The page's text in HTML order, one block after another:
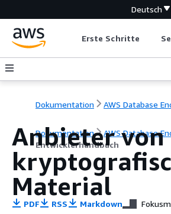
Deutsch
Erste Schritte
Dokumentation AWS Database
Dokumentation
AWS Database
Entwicklerhandbuch
Anbieter von
Material
PDF RSS Markdown